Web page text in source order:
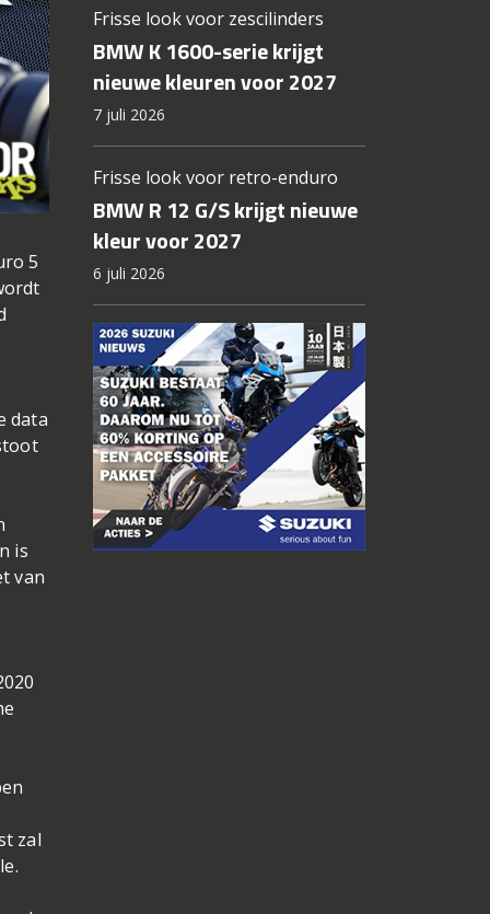
5
data
is
van
zal
Frisse look voor zescilinders
BMW K 1600-serie krijgt
nieuwe kleuren voor 2027
7 juli 2026
Frisse look voor retro-enduro
BMW R 12 G/S krijgt nieuwe
kleur voor 2027
6 juli 2026